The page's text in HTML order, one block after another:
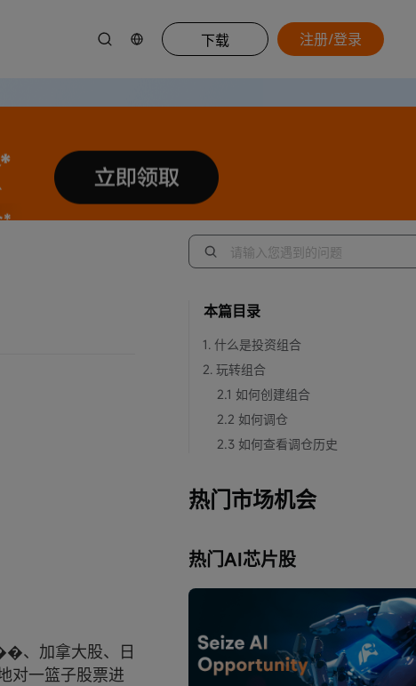
下载 注册/登录
、加拿大股、日
对一篮子股票进
本篇目录
1. 什么是投资组合
2. 玩转组合
2.1 如何创建组合
2.2 如何调仓
2.3 如何查看调仓历史
热门市场机会
热门AI芯片股